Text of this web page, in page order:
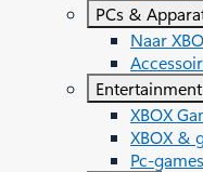
PCs &
Naar
Entertainment
XBOX
XBOX &
Pc-games